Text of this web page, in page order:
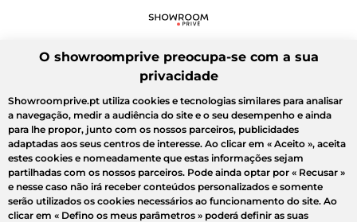
O showroomprive preocupa-se com a sua
privacidade
Showroomprive.pt utiliza cookies e tecnologias similares para analisar
a navegação, medir a audiência do site e o seu desempenho e ainda
para lhe propor, junto com os nossos parceiros, publicidades
adaptadas aos seus centros de interesse. Ao clicar em « Aceito », aceita
estes cookies e nomeadamente que estas informações sejam
partilhadas com os nossos parceiros. Pode ainda optar por « Recusar »
e nesse caso não irá receber conteúdos personalizados e somente
serão utilizados os cookies necessários ao funcionamento do site. Ao
clicar em « Defino os meus parâmetros » poderá definir as suas